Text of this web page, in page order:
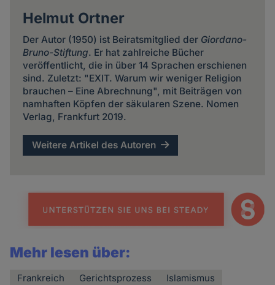
Helmut Ortner
Der Autor (1950) ist Beiratsmitglied der Giordano-
Bruno-Stiftung. Er hat zahlreiche Bücher
veröffentlicht, die in über 14 Sprachen erschienen
sind. Zuletzt: "EXIT. Warum wir weniger Religion
brauchen – Eine Abrechnung", mit Beiträgen von
namhaften Köpfen der säkularen Szene. Nomen
Verlag, Frankfurt 2019.
Weitere Artikel des Autoren
Mehr lesen über:
Frankreich Gerichtsprozess
Islamismus